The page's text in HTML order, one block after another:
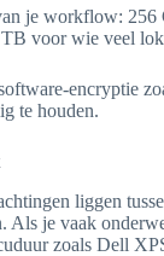
je workflow:
voor wie veel
encryptie
te houden.
liggen
Als je vaak
zoals Dell